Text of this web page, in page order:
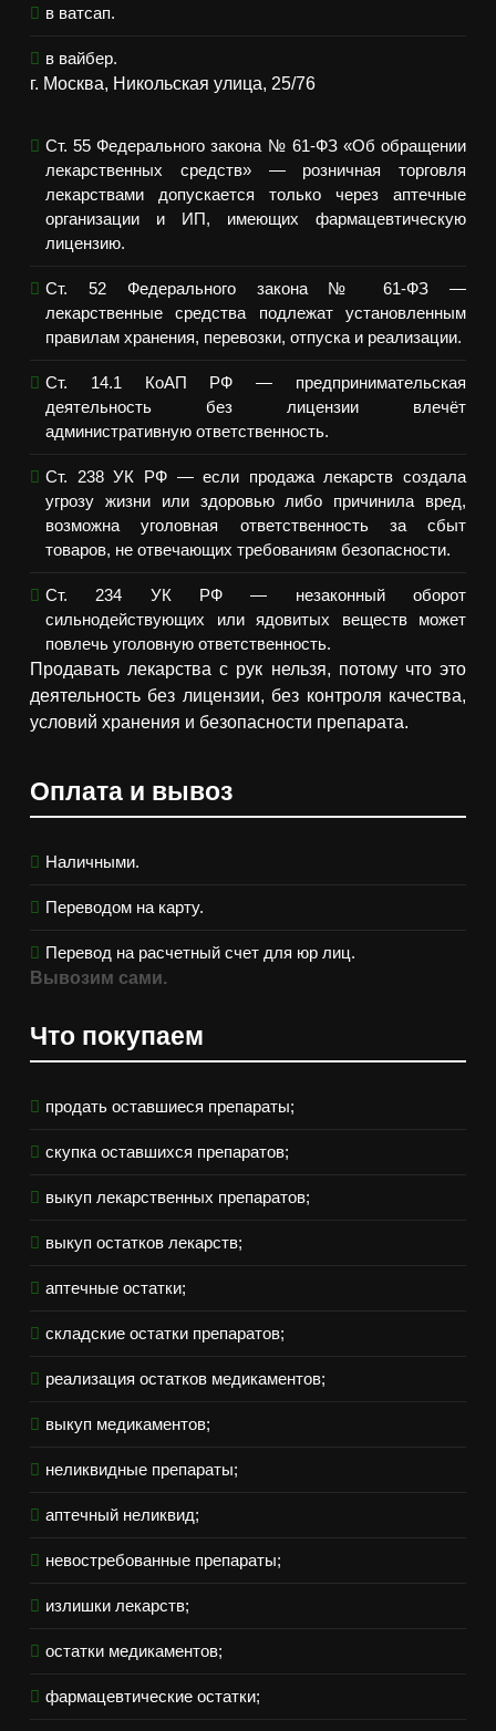
в ватсап.
в вайбер.
г. Москва, Никольская улица, 25/76
Ст. 55 Федерального закона № 61-ФЗ «Об обращении
лекарственных средств» — розничная торговля
лекарствами допускается только через аптечные
организации и ИП, имеющих фармацевтическую
лицензию.
Ст. 52 Федерального закона № 61-ФЗ —
лекарственные средства подлежат установленным
правилам хранения, перевозки, отпуска и реализации.
Ст. 14.1 КоАП РФ — предпринимательская
деятельность без лицензии влечёт
административную ответственность.
Ст. 238 УК РФ — если продажа лекарств создала
угрозу жизни или здоровью либо причинила вред,
возможна уголовная ответственность за сбыт
товаров, не отвечающих требованиям безопасности.
Ст. 234 УК РФ — незаконный оборот
сильнодействующих или ядовитых веществ может
повлечь уголовную ответственность.
Продавать лекарства с рук нельзя, потому что это
деятельность без лицензии, без контроля качества,
условий хранения и безопасности препарата.
Оплата и вывоз
Наличными.
Переводом на карту.
Перевод на расчетный счет для юр лиц.
Вывозим сами.
Что покупаем
продать оставшиеся препараты;
скупка оставшихся препаратов;
выкуп лекарственных препаратов;
выкуп остатков лекарств;
аптечные остатки;
складские остатки препаратов;
реализация остатков медикаментов;
выкуп медикаментов;
неликвидные препараты;
аптечный неликвид;
невостребованные препараты;
излишки лекарств;
остатки медикаментов;
фармацевтические остатки;